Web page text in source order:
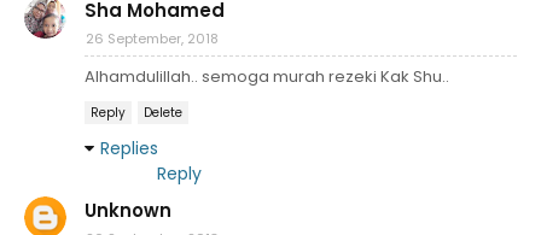
Sha Mohamed
26 September, 2018
Alhamdulillah.. semoga murah rezeki Kak Shu..
Reply Delete
Replies
Reply
Unknown